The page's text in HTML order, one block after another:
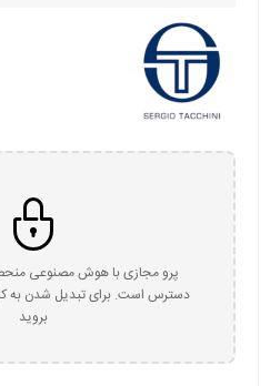
پرو مجازی با هوش مصنوعی
دسترس است. برای تبدیل شدن به
بروید